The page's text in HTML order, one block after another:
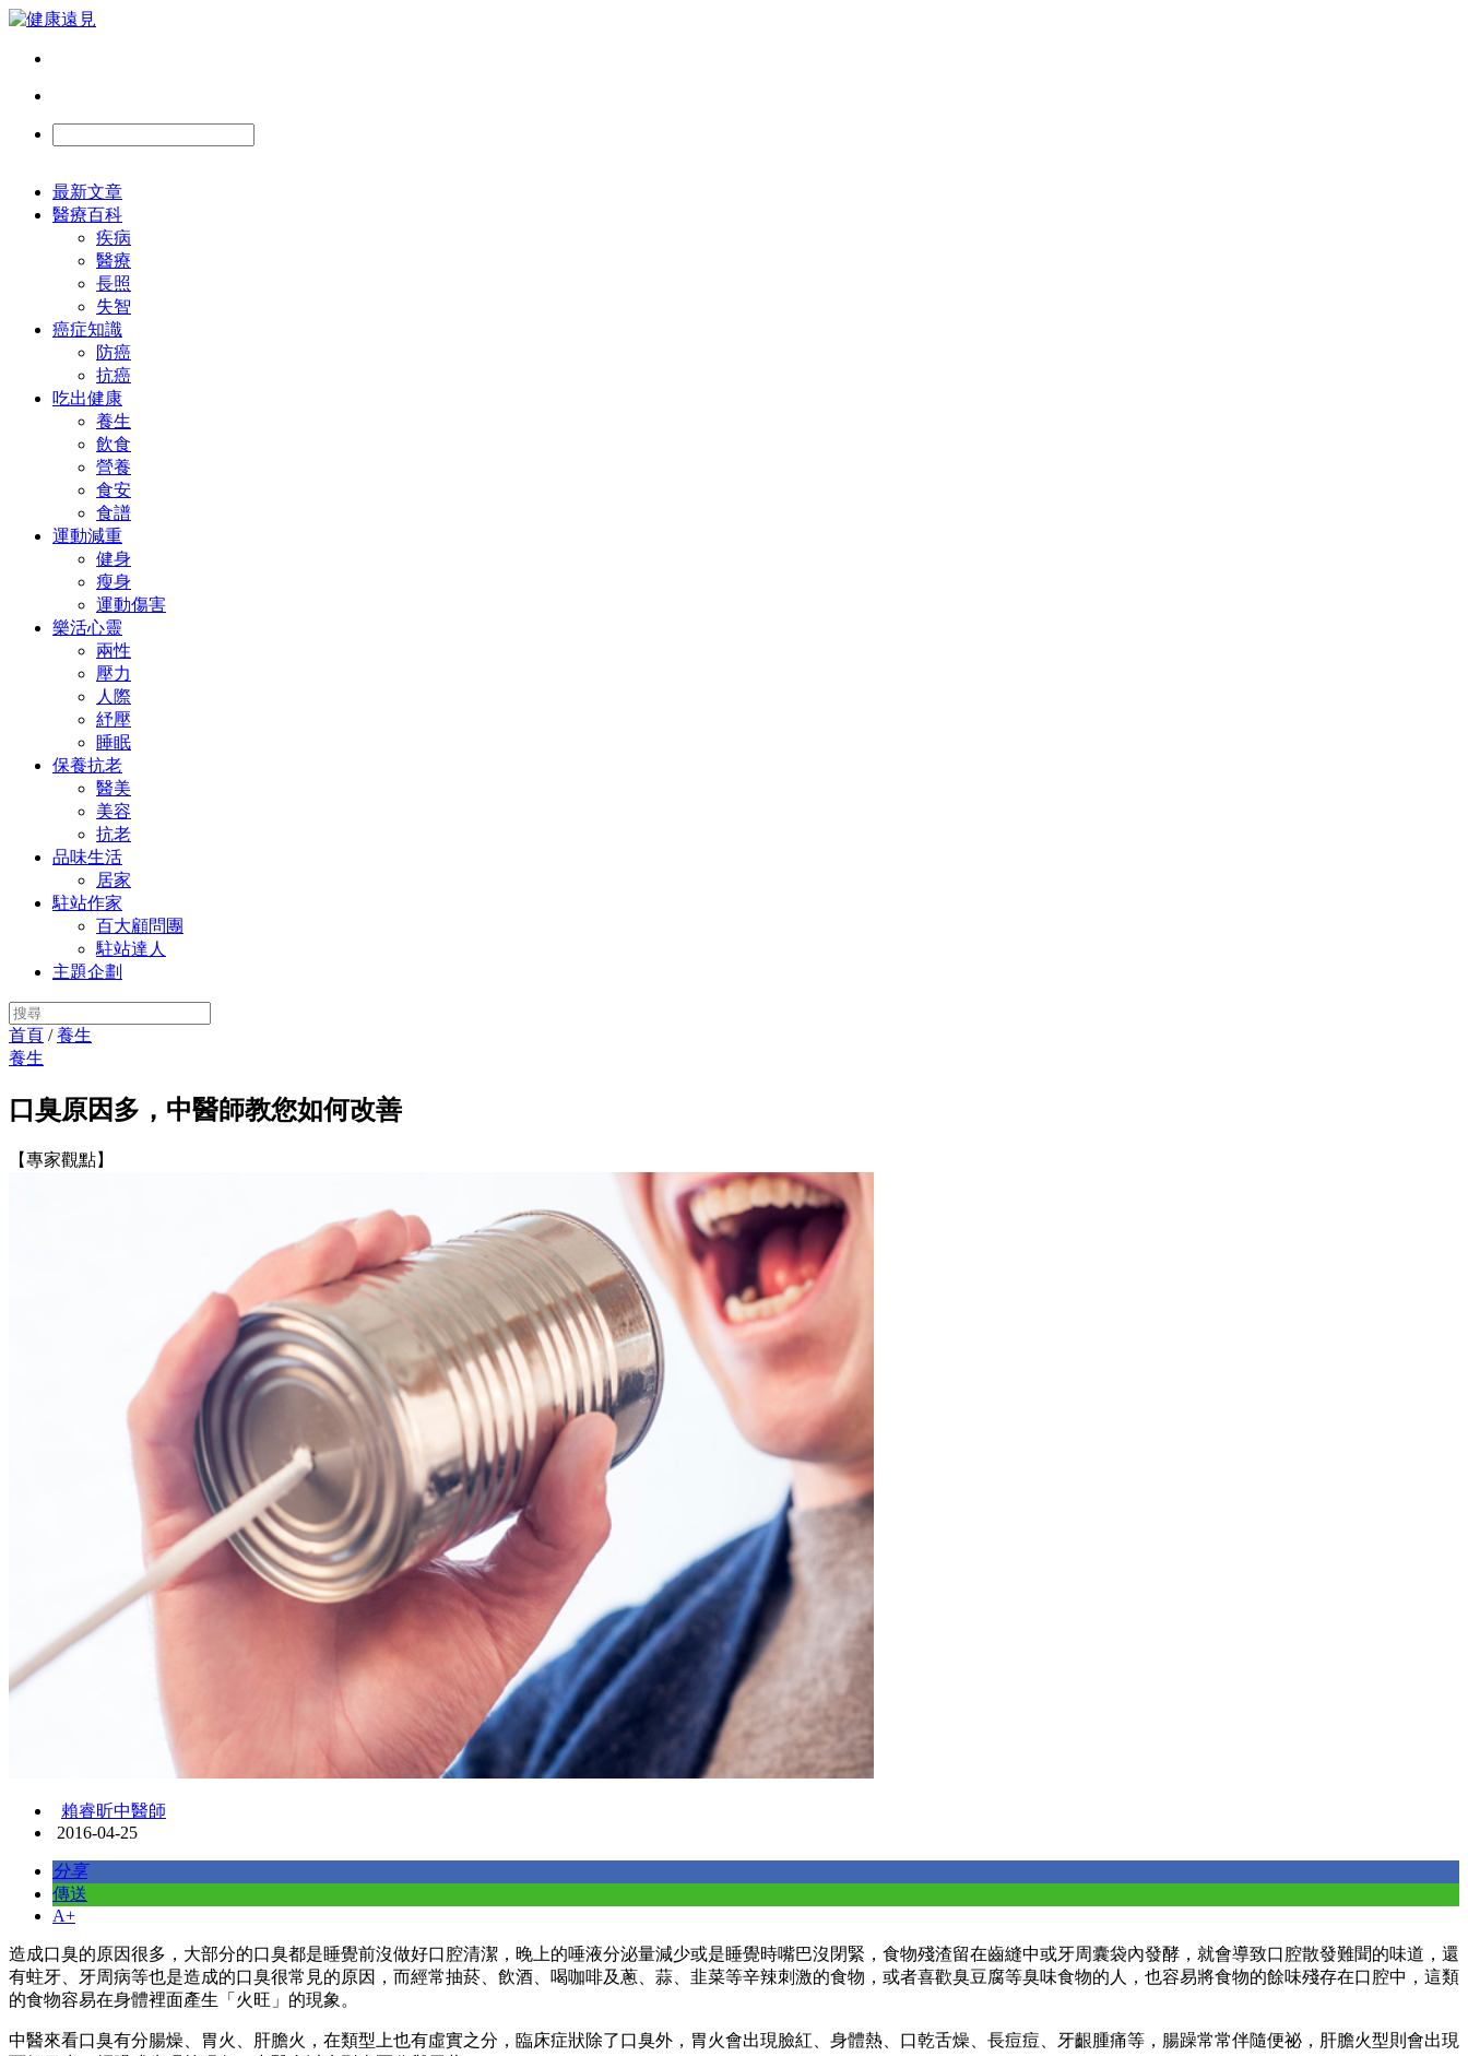
最新文章
醫療百科
疾病
醫療
長照
失智
癌症知識
防癌
抗癌
吃出健康
養生
飲食
營養
食安
食譜
運動減重
健身
瘦身
運動傷害
樂活心靈
兩性
壓力
人際
紓壓
睡眠
保養抗老
醫美
美容
抗老
品味生活
居家
駐站作家
百大顧問團
駐站達人
主題企劃
首頁 /養生
養生
口臭原因多，中醫師教您如何改善
【專家觀點】
賴睿昕中醫師
2016-04-25
分享
傳送
A+
造成口臭的原因很多，大部分的口臭都是睡覺前沒做好口腔清潔，晚上的唾液分泌量減少或是睡覺時嘴巴沒閉緊，食物殘渣留在齒縫中或牙周囊袋內發酵，就會導致口腔散發難聞的味道，還
有蛀牙、牙周病等也是造成的口臭很常見的原因，而經常抽菸、飲酒、喝咖啡及蔥、蒜、韭菜等辛辣刺激的食物，或者喜歡臭豆腐等臭味食物的人，也容易將食物的餘味殘存在口腔中， 這類
的食物容易在身體裡面產生「火旺」的現象。
中醫來看口臭有分腸燥、胃火、肝膽火，在類型上也有虛實之分，臨床症狀除了口臭外，胃火會出現臉紅、身體熱、口乾舌燥、長痘痘、牙齦腫痛等，腸躁常常伴隨便祕，肝膽火型則會出現